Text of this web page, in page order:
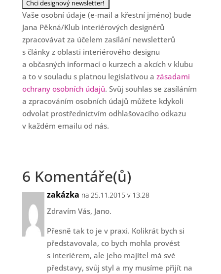
Vaše osobní údaje (e-mail a křestní jméno) bude
Jana Pěkná/Klub interiérových designérů
zpracovávat za účelem zasílání newsletterů
s články z oblasti interiérového designu
a občasných informací o kurzech a akcích v klubu
a to v souladu s platnou legislativou a zásadami
ochrany osobních údajů. Svůj souhlas se zasíláním
a zpracováním osobních údajů můžete kdykoli
odvolat prostřednictvím odhlašovacího odkazu
v každém emailu od nás.
6 Komentáře(ů)
zakázka na 25.11.2015 v 13.28
Zdravím Vás, Jano.
Přesně tak to je v praxi. Kolikrát bych si
představovala, co bych mohla provést
s interiérem, ale jeho majitel má své
představy, svůj styl a my musíme přijít na